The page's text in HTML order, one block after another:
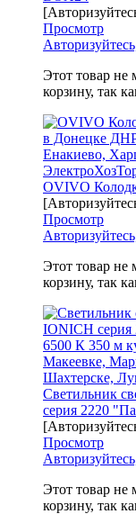
Просмотр
Этот товар не
корзину, так
OVIVO
Просмотр
Этот товар не
корзину, так
Светильник
серия 2220
Просмотр
Этот товар не
корзину, так